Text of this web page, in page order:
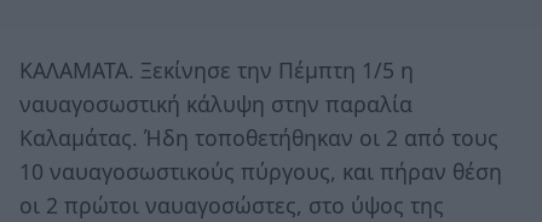
ΚΑΛΑΜΑΤΑ. Ξεκίνησε την Πέμπτη 1/5 η
ναυαγοσωστική κάλυψη στην παραλία
Καλαμάτας. Ήδη τοποθετήθηκαν οι 2 από τους
10 ναυαγοσωστικούς πύργους, και πήραν θέση
οι 2 πρώτοι ναυαγοσώστες, στο ύψος της